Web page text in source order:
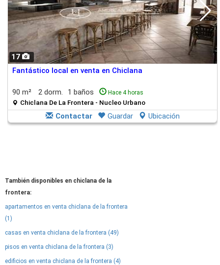
17
Fantástico local en venta en Chiclana
90 m² 2 dorm. 1 baños Hace 4 horas
Chiclana De La Frontera - Nucleo Urbano
Contactar Guardar Ubicación
También disponibles en chiclana de la
frontera:
apartamentos en venta chiclana de la frontera
(1)
casas en venta chiclana de la frontera (49)
pisos en venta chiclana de la frontera (3)
edificios en venta chiclana de la frontera (4)